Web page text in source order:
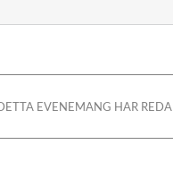
EVENEMANG HAR